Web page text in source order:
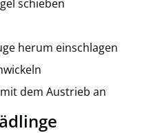
schieben
herum einschlagen
dem Austrieb an